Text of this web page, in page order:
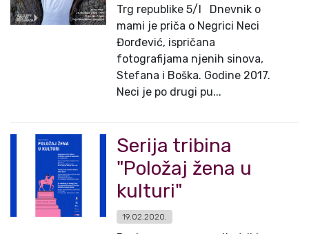
Trg republike 5/I Dnevnik o
mami je priča o Negrici Neci
Đorđević, ispričana
fotografijama njenih sinova,
Stefana i Boška. Godine 2017.
Neci je po drugi pu...
Serija tribina
"Položaj žena u
kulturi"
19.02.2020.